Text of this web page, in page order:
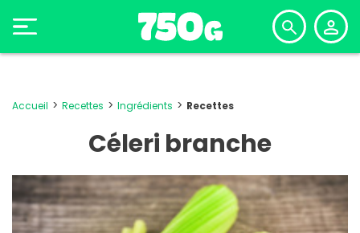
Accueil Recettes Ingrédients Recettes
Céleri branche